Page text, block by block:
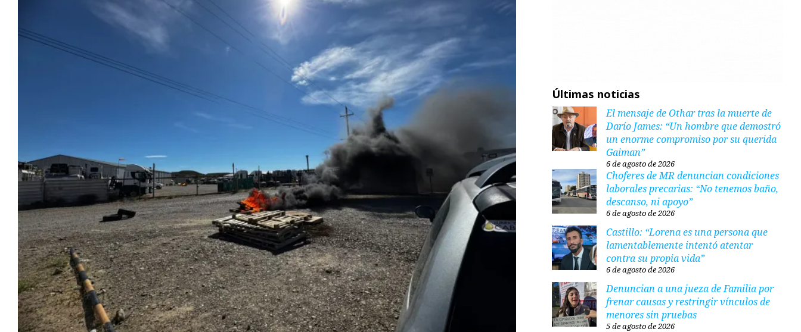
Últimas noticias
El mensaje de Othar tras la muerte de
Darío James: “Un hombre que demostró
un enorme compromiso por su querida
Gaiman”
6 de agosto de 2026
Choferes de MR denuncian condiciones
laborales precarias: “No tenemos baño,
descanso, ni apoyo”
6 de agosto de 2026
Castillo: “Lorena es una persona que
lamentablemente intentó atentar
contra su propia vida”
6 de agosto de 2026
Denuncian a una jueza de Familia por
frenar causas y restringir vínculos de
menores sin pruebas
5 de agosto de 2026